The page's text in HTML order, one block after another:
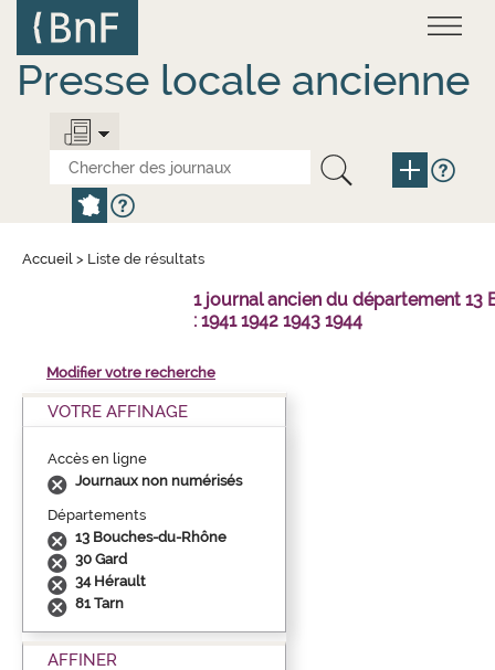
contenu
principal
Presse locale ancienne
Accueil > Liste de résultats
1 journal ancien du département
: 1941 1942 1943 1944
Modifier votre recherche
VOTRE AFFINAGE
Accès en ligne
Journaux non numérisés
Départements
13 Bouches-du-Rhône
30 Gard
34 Hérault
81 Tarn
AFFINER
Panneau de gestion des cookies